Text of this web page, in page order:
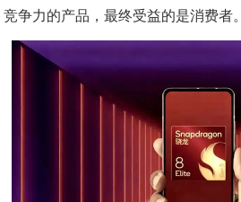
竞争力的产品，最终受益的是消费者。